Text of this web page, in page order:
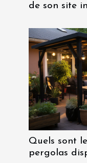
de son site
Quels sont
pergolas